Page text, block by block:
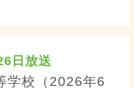
日放送
学校（2026年6